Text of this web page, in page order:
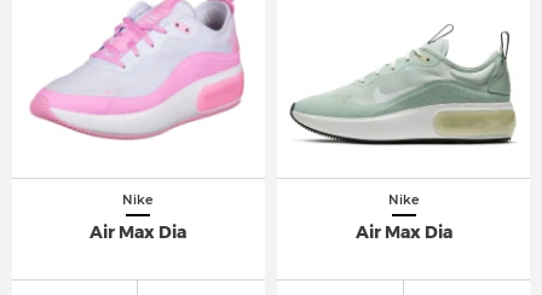
Nike
Air Max Dia
Nike
Air Max Dia